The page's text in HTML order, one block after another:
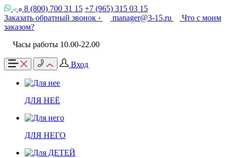
8 (800) 700 31 15 +7 (965) 315 03 15
Заказать обратный звонок ›
manager@3-15.ru
Что с моим
заказом?
Часы работы 10.00-22.00
Вход
ДЛЯ НЕЁ
ДЛЯ НЕГО